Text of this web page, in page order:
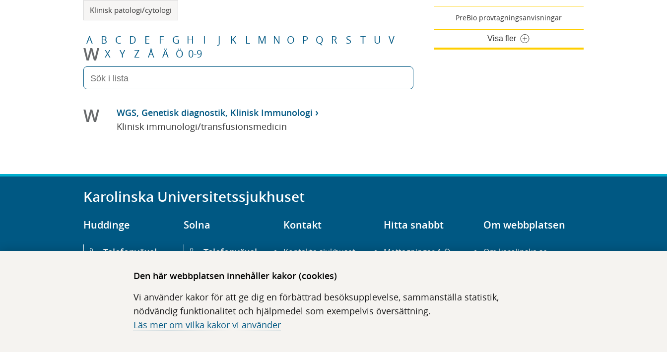
Den här webbplatsen innehåller kakor (cookies)
Vi använder kakor för att ge dig en förbättrad besöksupplevelse, sammanställa statistik,
nödvändig funktionalitet och hjälpmedel som exempelvis översättning.
Läs mer om vilka kakor vi använder
PreBio provtagningsanvisningar
Visa fler
Klinisk patologi/cytologi
A B C D E F G H I J K L M N O P Q R S T U V
W X Y Z Å Ä Ö 0-9
W
WGS, Genetisk diagnostik, Klinisk Immunologi
Klinisk immunologi/transfusionsmedicin
Karolinska Universitetssjukhuset
Huddinge
Telefonväxel
Hälsovägen 13
Solna
Telefonväxel
Eugeniavägen 3
Kontakt
Kontakta sjukhuset
Hitta hit
Press
Hitta snabbt
Mottagningar A-Ö
Digitala tjänster
Om webbplatsen
Om karolinska.se
Tillgänglighet